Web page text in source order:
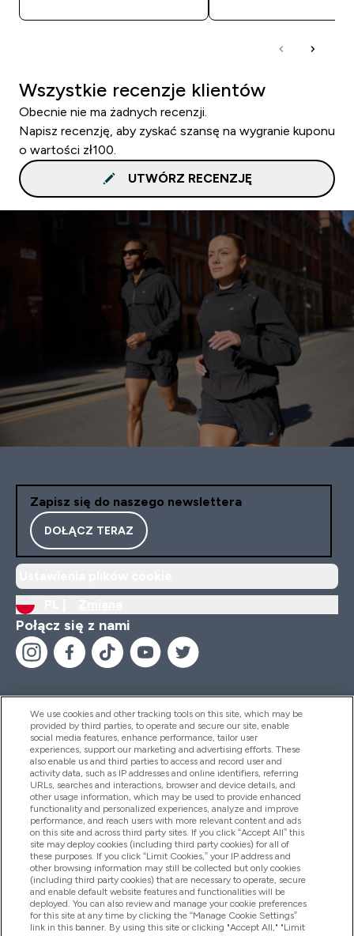
Wszystkie recenzje klientów
Obecnie nie ma żadnych recenzji.
Napisz recenzję, aby zyskać szansę na wygranie kuponu
o wartości zł100.
UTWÓRZ RECENZJĘ
Zapisz się do naszego newslettera
DOŁĄCZ TERAZ
Połącz się z nami
Pomoc I Informacja
Produkty
Informacje O Firmie
Okazje W Myprotein
We use cookies and other tracking tools on this site, which may be
provided by third parties, to operate and secure our site, enable
social media features, enhance performance, tailor user
experiences, support our marketing and advertising efforts. These
also enable us and third parties to access and record user and
activity data, such as IP addresses and online identifiers, referring
URLs, searches and interactions, browser and device details, and
other usage information, which may be used to provide enhanced
functionality and personalized experiences, analyze and improve
performance, and reach users with more relevant content and ads
on this site and across third party sites. If you click “Accept All” this
site may deploy cookies (including third party cookies) for all of
these purposes. If you click “Limit Cookies,” your IP address and
other browsing information may still be collected but only cookies
(including third party cookies) that are necessary to operate, secure
and enable default website features and functionalities will be
deployed. You can also review and manage your cookie preferences
for this site at any time by clicking the “Manage Cookie Settings”
link in this banner. By using this site or clicking "Accept All," "Limit